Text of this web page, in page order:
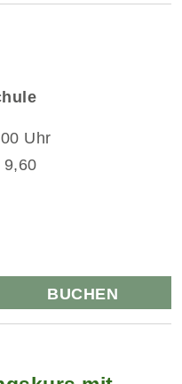
Uhr
9,60
BUCHEN